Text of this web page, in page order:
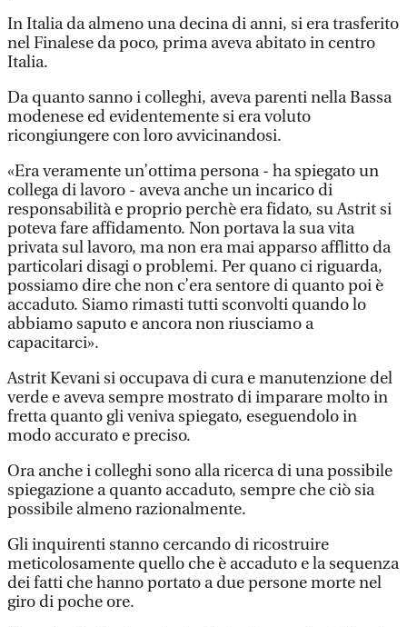
In Italia da almeno una decina di anni, si era trasferito
nel Finalese da poco, prima aveva abitato in centro
Italia.
Da quanto sanno i colleghi, aveva parenti nella Bassa
modenese ed evidentemente si era voluto
ricongiungere con loro avvicinandosi.
«Era veramente un’ottima persona - ha spiegato un
collega di lavoro - aveva anche un incarico di
responsabilità e proprio perchè era fidato, su Astrit si
poteva fare affidamento. Non portava la sua vita
privata sul lavoro, ma non era mai apparso afflitto da
particolari disagi o problemi. Per quano ci riguarda,
possiamo dire che non c’era sentore di quanto poi è
accaduto. Siamo rimasti tutti sconvolti quando lo
abbiamo saputo e ancora non riusciamo a
capacitarci».
Astrit Kevani si occupava di cura e manutenzione del
verde e aveva sempre mostrato di imparare molto in
fretta quanto gli veniva spiegato, eseguendolo in
modo accurato e preciso.
Ora anche i colleghi sono alla ricerca di una possibile
spiegazione a quanto accaduto, sempre che ciò sia
possibile almeno razionalmente.
Gli inquirenti stanno cercando di ricostruire
meticolosamente quello che è accaduto e la sequenza
dei fatti che hanno portato a due persone morte nel
giro di poche ore.